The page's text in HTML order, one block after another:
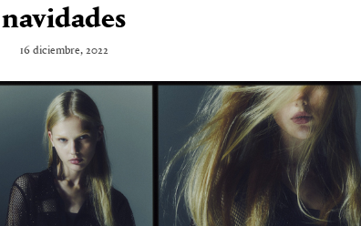
navidades
16 diciembre, 2022